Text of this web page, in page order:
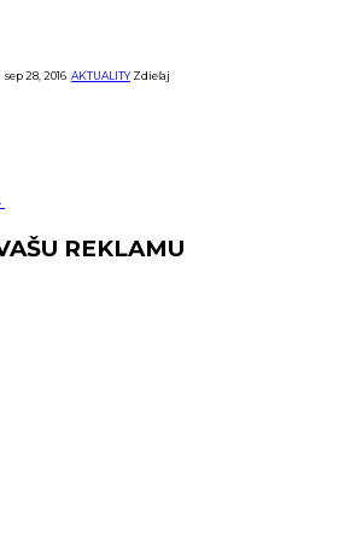
sep 28, 2016 AKTUALITY Zdieľaj
REKLAMU